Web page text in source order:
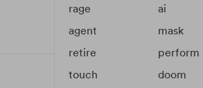
rage
ai
agent
mask
retire
perform
touch
doom